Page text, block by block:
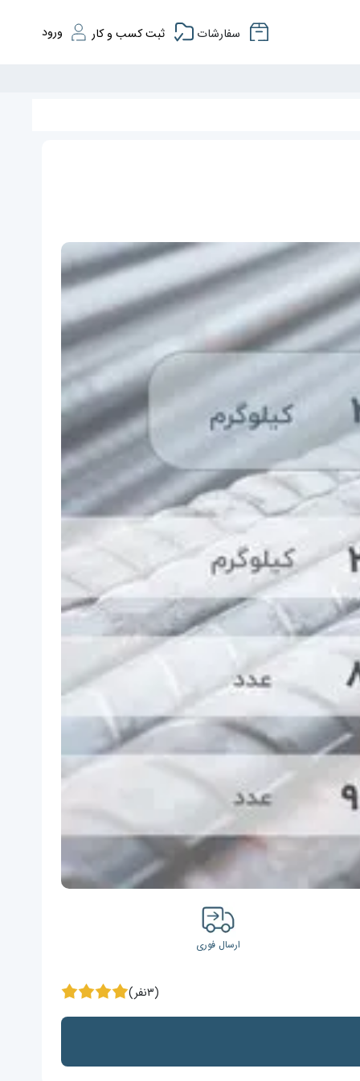
سفارشات ثبت کسب و کار ورود
ارسال فوری
(۳نفر)